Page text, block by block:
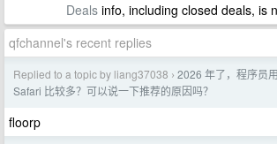
Dealsinfo, including closed deals, is
qfchannel's recent replies
Replied to a topic by liang37038 › 2026 年了，程序员
Safari 比较多？可以说一下推荐的原因吗？
floorp